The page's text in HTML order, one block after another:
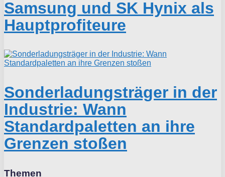
Samsung und SK Hynix als
Hauptprofiteure
Sonderladungsträger in der
Industrie: Wann
Standardpaletten an ihre
Grenzen stoßen
Themen